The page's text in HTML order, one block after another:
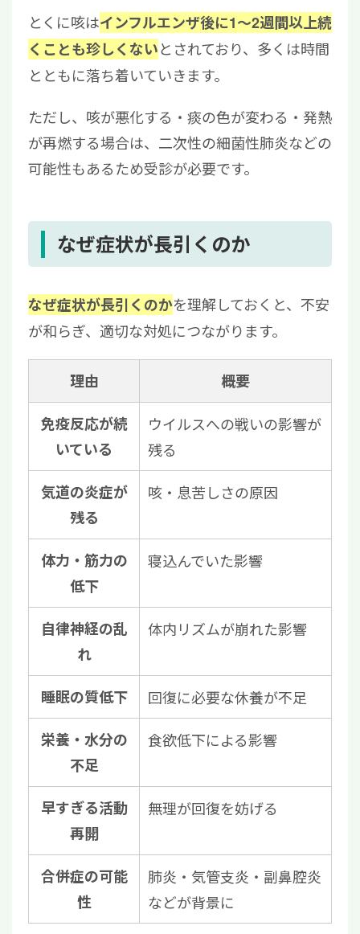
とくに咳はインフルエンザ後に1〜2週間以上続
くことも珍しくないとされており、多くは時間
とともに落ち着いていきます。
ただし、咳が悪化する・痰の色が変わる・発熱
が再燃する場合は、二次性の細菌性肺炎などの
可能性もあるため受診が必要です。
なぜ症状が長引くのか
なぜ症状が長引くのかを理解しておくと、不安
が和らぎ、適切な対処につながります。
理由 概要
免疫反応が続
いている
ウイルスへの戦いの影響が
残る
気道の炎症が
残る
咳・息苦しさの原因
体力・筋力の
低下
寝込んでいた影響
自律神経の乱
れ
体内リズムが崩れた影響
睡眠の質低下 回復に必要な休養が不足
栄養・水分の
不足
食欲低下による影響
早すぎる活動
再開
無理が回復を妨げる
合併症の可能
性
肺炎・気管支炎・副鼻腔炎
などが背景に